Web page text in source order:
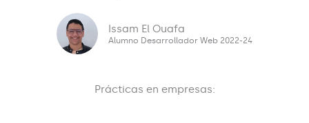
Issam El Ouafa
Alumno Desarrollador Web 2022-24
Prácticas en empresas: